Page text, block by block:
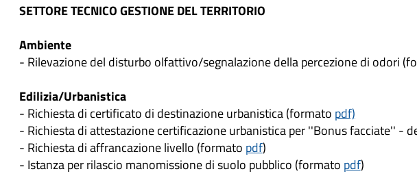
SETTORE TECNICO GESTIONE DEL TERRITORIO
Ambiente
- Rilevazione del disturbo olfattivo/segnalazione della percezione di odori
Edilizia/Urbanistica
- Richiesta di certificato di destinazione urbanistica (formato pdf)
- Richiesta di attestazione certificazione urbanistica per ''Bonus facciate'' -
- Richiesta di affrancazione livello (formato pdf)
- Istanza per rilascio manomissione di suolo pubblico (formato pdf)